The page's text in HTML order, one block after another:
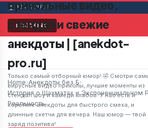
08.08.2026
BREAKINGМужчина в супермаркете
прикольные видео,
стендап и свежие
анекдоты | [anekdot-
pro.ru]
Только самый отборный юмор! 🤣 Смотри
вирусные видео приколы, лучшие моменты из
стендап шоу и камеди клабов. У нас есть и
короткие анекдоты для быстрого смеха, и
длинные скетчи для вечера. Наш юмор — твой
заряд позитива!
Home›Анекдоты без Б›
История о Шахматах и Экспоненциальном
Реальность